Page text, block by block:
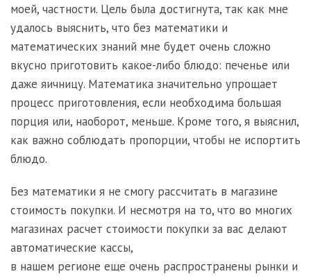
моей, частности. Цель была достигнута, так как мне
удалось выяснить, что без математики и
математических знаний мне будет очень сложно
вкусно приготовить какое-либо блюдо: печенье или
даже яичницу. Математика значительно упрощает
процесс приготовления, если необходима большая
порция или, наоборот, меньше. Кроме того, я выяснил,
как важно соблюдать пропорции, чтобы не испортить
блюдо.
Без математики я не смогу рассчитать в магазине
стоимость покупки. И несмотря на то, что во многих
магазинах расчет стоимости покупки за вас делают
автоматические кассы,
в нашем регионе еще очень распространены рынки и